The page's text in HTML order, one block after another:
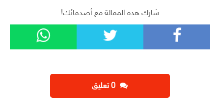
شارك هذه المقالة مع أصدقائك!